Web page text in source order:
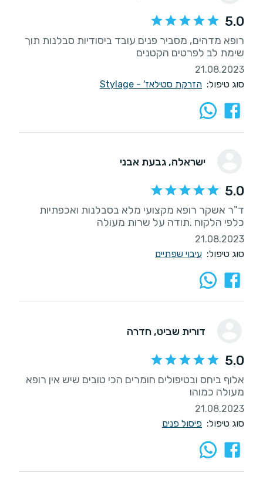
5.0
רופא מדהים, מסביר פנים עובד ביסודיות סבלנות תוך
שימת לב לפרטים הקטנים
21.08.2023
סוג טיפול: הזרקת סטילאז' - Stylage
ישראלה, גבעת אבני
5.0
ד"ר אשקר רופא מקצועי מלא בסבלנות ואכפתיות
כלפי הלקוח .תודה על שרות מעולה
21.08.2023
סוג טיפול: עיבוי שפתיים
דורית שביט, חדרה
5.0
אלוף ביחס ובטיפולים חומרים הכי טובים שיש אין רופא
מעולה כמוהו
21.08.2023
סוג טיפול: פיסול פנים